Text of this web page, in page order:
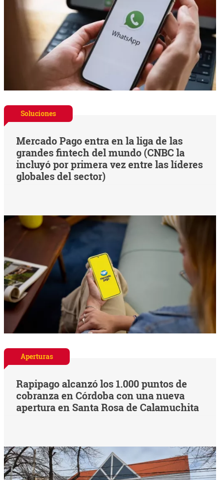
Soluciones
Mercado Pago entra en la liga de las
grandes fintech del mundo (CNBC la
incluyó por primera vez entre las líderes
globales del sector)
Aperturas
Rapipago alcanzó los 1.000 puntos de
cobranza en Córdoba con una nueva
apertura en Santa Rosa de Calamuchita